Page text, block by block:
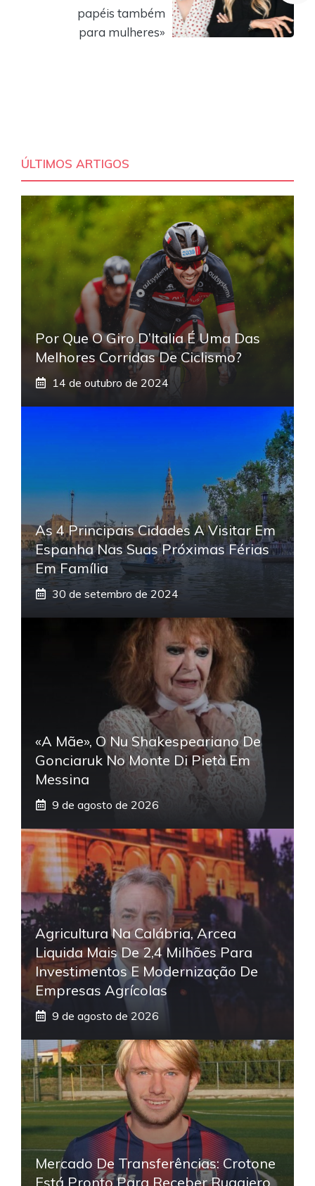
papéis também
para mulheres»
ÚLTIMOS ARTIGOS
Por Que O Giro D’Italia É Uma Das
Melhores Corridas De Ciclismo?
14 de outubro de 2024
As 4 Principais Cidades A Visitar Em
Espanha Nas Suas Próximas Férias
Em Família
30 de setembro de 2024
«A Mãe», O Nu Shakespeariano De
Gonciaruk No Monte Di Pietà Em
Messina
9 de agosto de 2026
Agricultura Na Calábria, Arcea
Liquida Mais De 2,4 Milhões Para
Investimentos E Modernização De
Empresas Agrícolas
9 de agosto de 2026
Mercado De Transferências: Crotone
Está Pronto Para Receber Ruggiero